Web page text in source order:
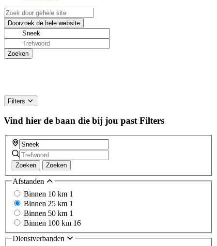
Filters
Vind hier de baan die bij jou past Filters
Zoeken Zoeken
Afstanden
Binnen 10 km 1
Binnen 25 km 1
Binnen 50 km 1
Binnen 100 km 16
Dienstverbanden